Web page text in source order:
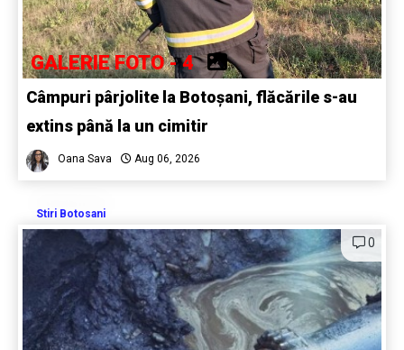
GALERIE FOTO - 4
Câmpuri pârjolite la Botoșani, flăcările s-au
extins până la un cimitir
Oana Sava Aug 06, 2026
Stiri Botosani
0